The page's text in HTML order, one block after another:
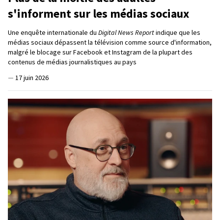
s'informent sur les médias sociaux
Une enquête internationale du Digital News Reportindique que les
médias sociaux dépassent la télévision comme source d'information,
malgré le blocage sur Facebook et Instagram de la plupart des
contenus de médias journalistiques au pays
— 17 juin 2026